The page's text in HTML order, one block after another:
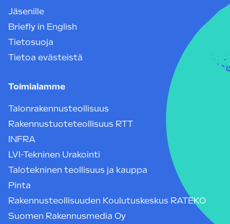
Jäsenille
Briefly in English
Tietosuoja
Tietoa evästeistä
Toimialamme
Talonrakennusteollisuus
Rakennustuoteteollisuus RTT
INFRA
LVI-Tekninen Urakointi
Talotekninen teollisuus ja kauppa
Pinta
Rakennusteollisuuden Koulutuskeskus RATEKO
Suomen Rakennusmedia Oy